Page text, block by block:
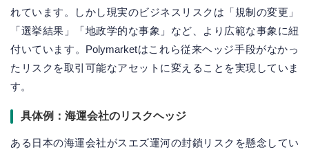
れています。しかし現実のビジネスリスクは「規制の変更」
「選挙結果」「地政学的な事象」など、より広範な事象に紐
付いています。Polymarketはこれら従来ヘッジ手段がなかっ
たリスクを取引可能なアセットに変えることを実現していま
す。
具体例：海運会社のリスクヘッジ
ある日本の海運会社がスエズ運河の封鎖リスクを懸念してい